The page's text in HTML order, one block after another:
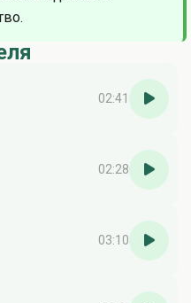
02:41
02:28
03:10